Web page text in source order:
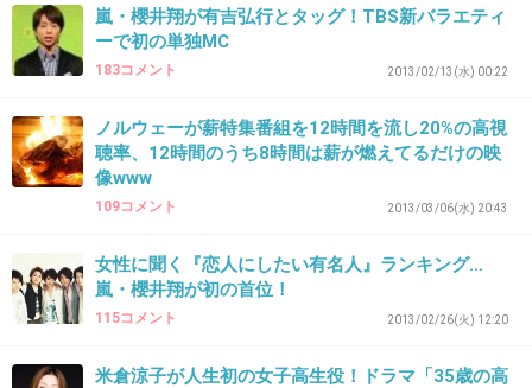
曲の思い出トークみたいなんされても正直どう
でもいい・・・
この際、事務所内の内紛が激しくなって両陣営とも自滅し
てしまえばいいのに
嵐・櫻井翔が有吉弘行とタッグ！TBS新バラエティ
ーで初の単独MC
183コメント 2013/02/13(水) 00:22
ノルウェーが薪特集番組を12時間を流し20%の高視
聴率、12時間のうち8時間は薪が燃えてるだけの映
像www
109コメント 2013/03/06(水) 20:43
女性に聞く『恋人にしたい有名人』ランキング…
嵐・櫻井翔が初の首位！
115コメント 2013/02/26(火) 12:20
米倉涼子が人生初の女子高生役！ドラマ「35歳の高